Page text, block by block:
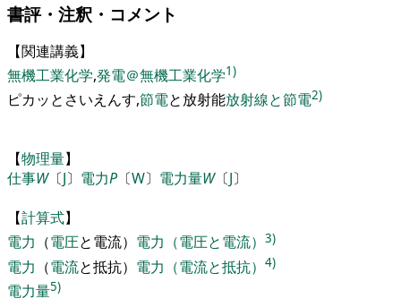
書評・注釈・コメント
【関連講義】
無機工業化学,発電＠無機工業化学1)
ピカッとさいえんす,節電と放射能放射線と節電2)
【物理量】
仕事W〔J〕 電力P 〔W〕 電力量W〔J〕
【計算式】
電力 （電圧と電流） 電力（電圧と電流） 3)
電力 （電流と抵抗） 電力（電流と抵抗） 4)
電力量5)